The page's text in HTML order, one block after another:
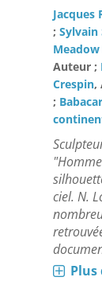
Jacques
;Sylvain
Auteur ;
Crespin,
;
ciel. N.